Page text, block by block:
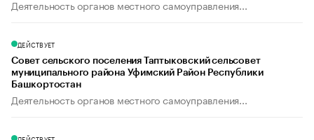
Деятельность органов местного самоуправления...
ДЕЙСТВУЕТ
Совет сельского поселения Таптыковский сельсовет
муниципального района Уфимский Район Республики
Башкортостан
Деятельность органов местного самоуправления...